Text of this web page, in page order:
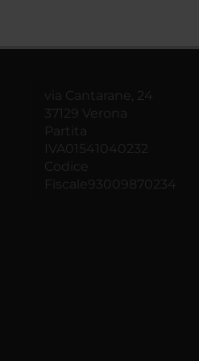
via Cantarane, 24
37129 Verona
Partita
IVA01541040232
Codice
Fiscale93009870234